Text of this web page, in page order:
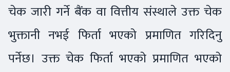
चेक जारी गर्ने बैंक वा वित्तीय संस्थाले उक्त चेक
भुक्तानी नभई फिर्ता भएको प्रमाणित गरिदिनु
पर्नेछ। उक्त चेक फिर्ता भएको प्रमाणित भएको